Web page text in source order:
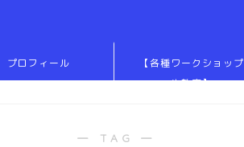
プロフィール
【各種ワークショップ
や教室】
― TAG ―